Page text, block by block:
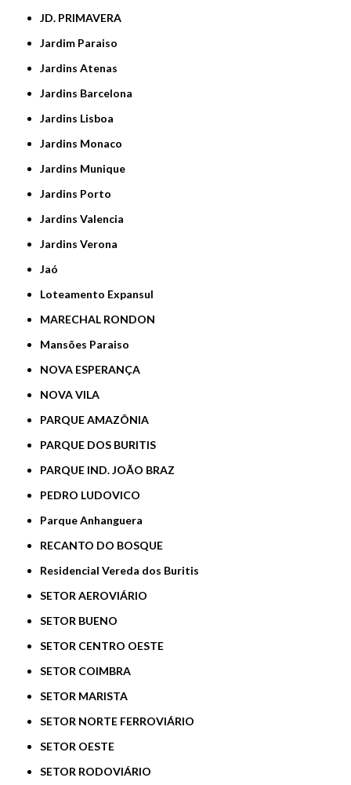
JD. PRIMAVERA
Jardim Paraiso
Jardins Atenas
Jardins Barcelona
Jardins Lisboa
Jardins Monaco
Jardins Munique
Jardins Porto
Jardins Valencia
Jardins Verona
Jaó
Loteamento Expansul
MARECHAL RONDON
Mansões Paraiso
NOVA ESPERANÇA
NOVA VILA
PARQUE AMAZÔNIA
PARQUE DOS BURITIS
PARQUE IND. JOÃO BRAZ
PEDRO LUDOVICO
Parque Anhanguera
RECANTO DO BOSQUE
Residencial Vereda dos Buritis
SETOR AEROVIÁRIO
SETOR BUENO
SETOR CENTRO OESTE
SETOR COIMBRA
SETOR MARISTA
SETOR NORTE FERROVIÁRIO
SETOR OESTE
SETOR RODOVIÁRIO